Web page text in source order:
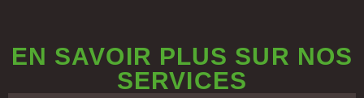
EN SAVOIR PLUS SUR NOS
SERVICES